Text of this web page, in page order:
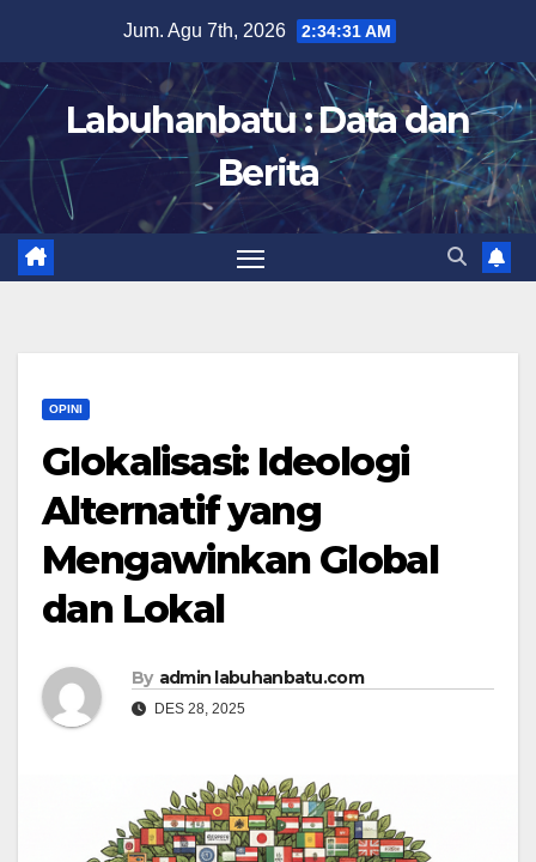
content
Jum. Agu 7th, 2026 2:34:32 AM
Labuhanbatu : Data dan
Berita
OPINI
Glokalisasi: Ideologi
Alternatif yang
Mengawinkan Global
dan Lokal
By admin labuhanbatu.com
DES 28, 2025